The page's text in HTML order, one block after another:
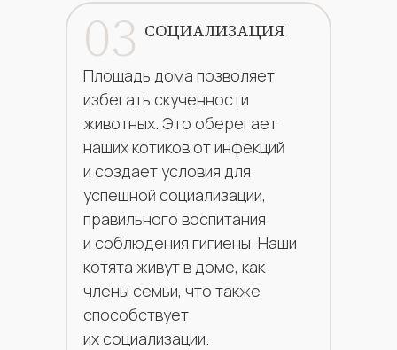
03 СОЦИАЛИЗАЦИЯ
Площадь дома позволяет
избегать скученности
животных. Это оберегает
наших котиков от инфекций
и создает условия для
успешной социализации,
правильного воспитания
и соблюдения гигиены. Наши
котята живут в доме, как
члены семьи, что также
способствует
их социализации.